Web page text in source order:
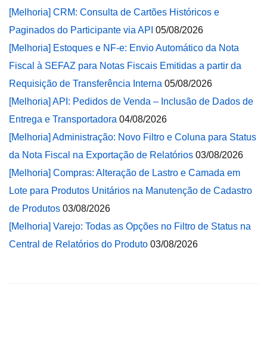
[Melhoria] CRM: Consulta de Cartões Históricos e
Paginados do Participante via API 05/08/2026
[Melhoria] Estoques e NF-e: Envio Automático da Nota
Fiscal à SEFAZ para Notas Fiscais Emitidas a partir da
Requisição de Transferência Interna 05/08/2026
[Melhoria] API: Pedidos de Venda – Inclusão de Dados de
Entrega e Transportadora 04/08/2026
[Melhoria] Administração: Novo Filtro e Coluna para Status
da Nota Fiscal na Exportação de Relatórios 03/08/2026
[Melhoria] Compras: Alteração de Lastro e Camada em
Lote para Produtos Unitários na Manutenção de Cadastro
de Produtos 03/08/2026
[Melhoria] Varejo: Todas as Opções no Filtro de Status na
Central de Relatórios do Produto 03/08/2026